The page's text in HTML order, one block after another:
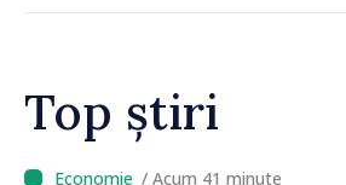
Top știri
/ Acum 18 minute